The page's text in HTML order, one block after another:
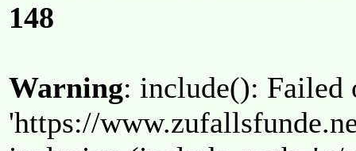
148
Warning: include(): Failed
'https://